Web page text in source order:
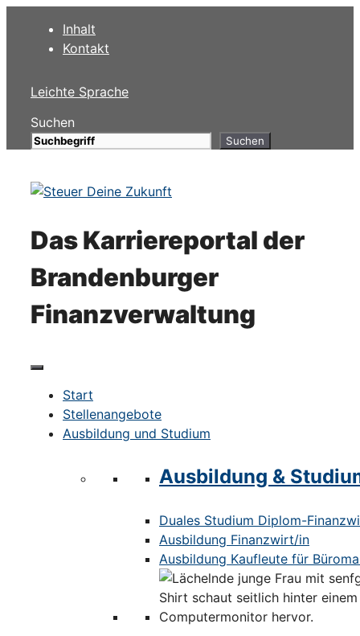
springen
Inhalt
Kontakt
Leichte Sprache
Suchen
Suchen
Das Karriereportal der
Brandenburger
Finanzverwaltung
Start
Stellenangebote
Ausbildung und Studium
Ausbildung &
Duales Studium Diplom-
Ausbildung Finanzwirt/in
Ausbildung Kaufleute für